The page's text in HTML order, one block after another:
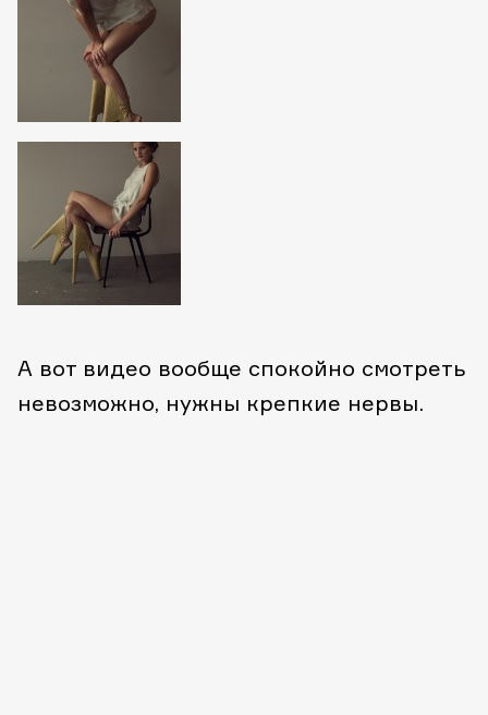
А вот видео вообще спокойно смотреть
невозможно, нужны крепкие нервы.